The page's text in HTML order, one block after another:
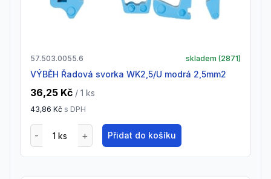
57.503.0055.6 skladem (2871)
VÝBĚH Řadová svorka WK2,5/U modrá 2,5mm2
36,25 Kč / 1 ks
43,86 Kč s DPH
Přidat do košíku